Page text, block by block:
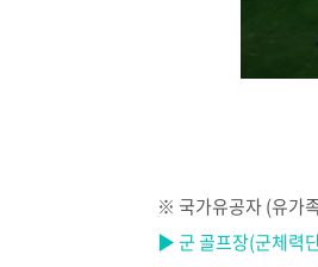
※ 국가유공자(유가
▶ 군 골프장(군체력